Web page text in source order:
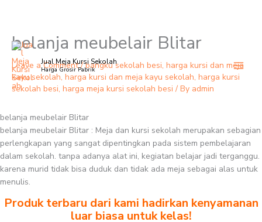
Skip
content
Jual Meja Kursi Sekolah
Harga Grosir Pabrik
belanja meubelair Blitar
Leave a Comment /bangku sekolah besi, harga kursi dan meja
kayu sekolah, harga kursi dan meja kayu sekolah, harga kursi
sekolah besi, harga meja kursi sekolah besi / By admin
belanja meubelair Blitar
belanja meubelair Blitar : Meja dan kursi sekolah merupakan sebagian
perlengkapan yang sangat dipentingkan pada sistem pembelajaran
dalam sekolah. tanpa adanya alat ini, kegiatan belajar jadi terganggu.
karena murid tidak bisa duduk dan tidak ada meja sebagai alas untuk
menulis.
Produk terbaru dari kami hadirkan kenyamanan
luar biasa untuk kelas!